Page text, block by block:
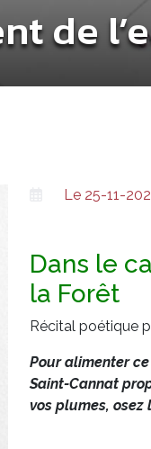
de
Le 25-11-
Dans le
la Forêt
Récital poétique
Pour alimenter
Saint-Cannat
vos plumes, osez